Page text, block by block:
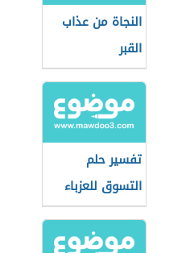
النجاة من عذاب
القبر
تفسير حلم
التسوق للعزباء